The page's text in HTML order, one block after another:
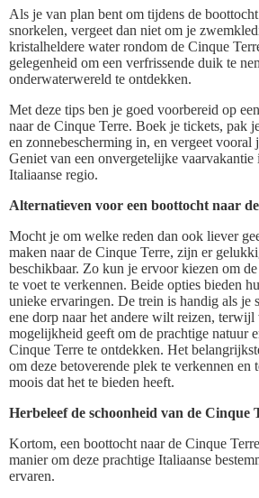
Als je van plan bent om tijdens de
snorkelen, vergeet dan niet om je
kristalheldere water rondom de Cinque
gelegenheid om een verfrissende duik te
onderwaterwereld te ontdekken.
Met deze tips ben je goed voorbereid op
naar de Cinque Terre. Boek je tickets, pak
en zonnebescherming in, en vergeet vooral
Geniet van een onvergetelijke vaarvakantie
Italiaanse regio.
Alternatieven voor een boottocht naar
Mocht je om welke reden dan ook liever
maken naar de Cinque Terre, zijn er
beschikbaar. Zo kun je ervoor kiezen om
te voet te verkennen. Beide opties bieden
unieke ervaringen. De trein is handig als je
ene dorp naar het andere wilt reizen, terwijl
mogelijkheid geeft om de prachtige natuur
Cinque Terre te ontdekken. Het
om deze betoverende plek te verkennen en
moois dat het te bieden heeft.
Herbeleef de schoonheid van de Cinque
Kortom, een boottocht naar de Cinque
manier om deze prachtige Italiaanse
ervaren.